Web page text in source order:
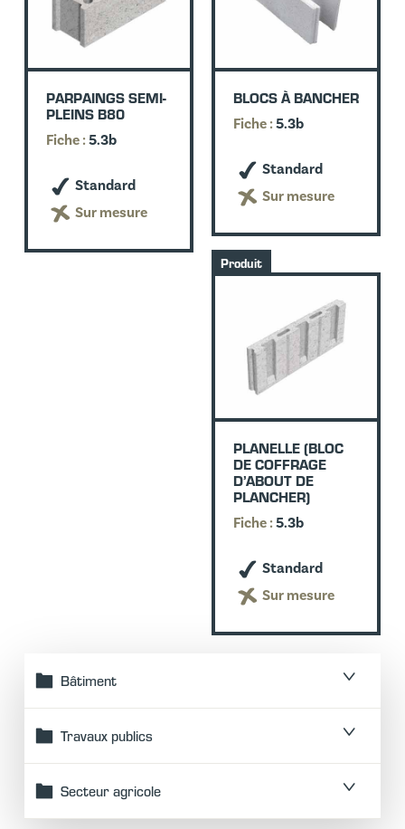
PARPAINGS SEMI-
PLEINS B80
Fiche :5.3b
Standard
Sur mesure
BLOCS À BANCHER
Fiche :5.3b
Standard
Sur mesure
Produit
PLANELLE (BLOC
DE COFFRAGE
D’ABOUT DE
PLANCHER)
Fiche :5.3b
Standard
Sur mesure
Bâtiment
Travaux publics
Secteur agricole